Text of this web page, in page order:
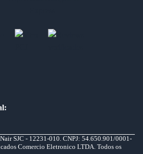
SJC - 12231-010. CNPJ: 54.650.901/0001-
Comercio Eletronico LTDA. Todos os